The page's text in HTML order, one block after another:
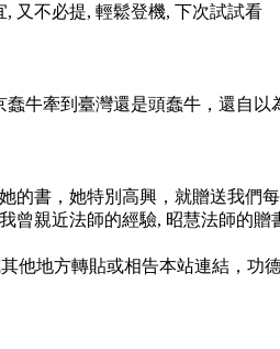
又不必提, 輕鬆登機, 下次試試看
牛牽到臺灣還是頭蠢牛，還自以
書，她特別高興，就贈送我們
親近法師的經驗, 昭慧法師的
他地方轉貼或相告本站連結，功德